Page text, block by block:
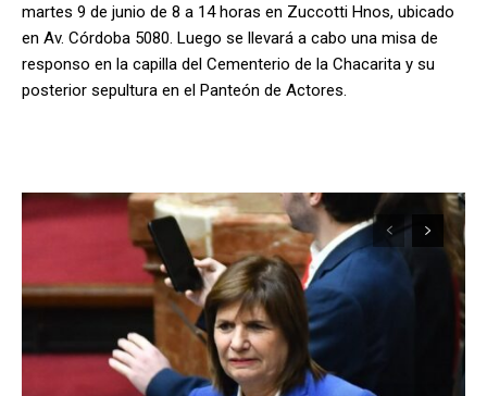
martes 9 de junio de 8 a 14 horas en Zuccotti Hnos, ubicado
en Av. Córdoba 5080. Luego se llevará a cabo una misa de
responso en la capilla del Cementerio de la Chacarita y su
posterior sepultura en el Panteón de Actores.